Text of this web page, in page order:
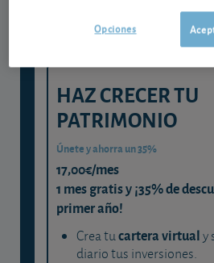
HAZ CRECER TU
PATRIMONIO
Únete y ahorra un 35%
17,00€/mes
1 mes gratis y ¡35% de
primer año!
Crea tucartera virtualy
diario tus inversiones.
Opciones